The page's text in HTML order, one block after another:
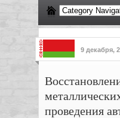
9 декабря,
проведения